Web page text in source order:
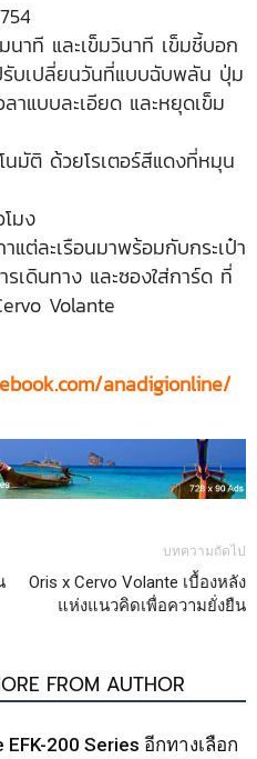
นาที และเข็มวินาที เข็มชี้บอก
บเปลี่ยนวันที่แบบฉับพลัน ปุ่ม
าแบบละเอียด และหยุดเข็ม
นมัติ ด้วยโรเตอร์สีแดงที่หมุน
มง
แต่ละเรือนมาพร้อมกับกระเป๋า
เดินทาง และซองใส่การ์ด ที่
Volante
anadigionline/
บทความถัดไป
Oris x Cervo Volante เบื้องหลัง
แห่งแนวคิดเพื่อความยั่งยืน
FROM AUTHOR
EFK-200 Series อีกทางเลือก